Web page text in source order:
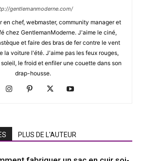
gentlemanmoderne.com/
en chef, webmaster, community manager et
chez GentlemanModerne. J'aime le ciné,
et faire des bras de fer contre le vent
la voiture l'été. J'aime pas les feux rouges,
le froid et enfiler une couette dans son
drap-housse.
PLUS DE L'AUTEUR